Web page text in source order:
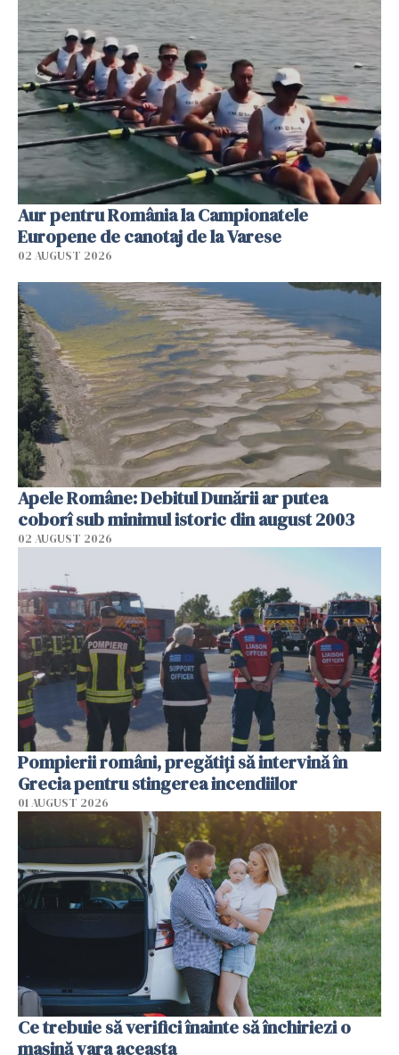
Aur pentru România la Campionatele
Europene de canotaj de la Varese
02 AUGUST 2026
Apele Române: Debitul Dunării ar putea
coborî sub minimul istoric din august 2003
02 AUGUST 2026
Pompierii români, pregătiţi să intervină în
Grecia pentru stingerea incendiilor
01 AUGUST 2026
Ce trebuie să verifici înainte să închiriezi o
mașină vara aceasta